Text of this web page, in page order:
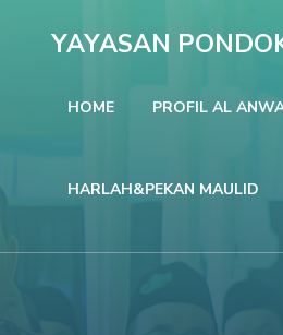
YAYASAN
HOME PROFIL AL
HARLAH&PEKAN MAULID